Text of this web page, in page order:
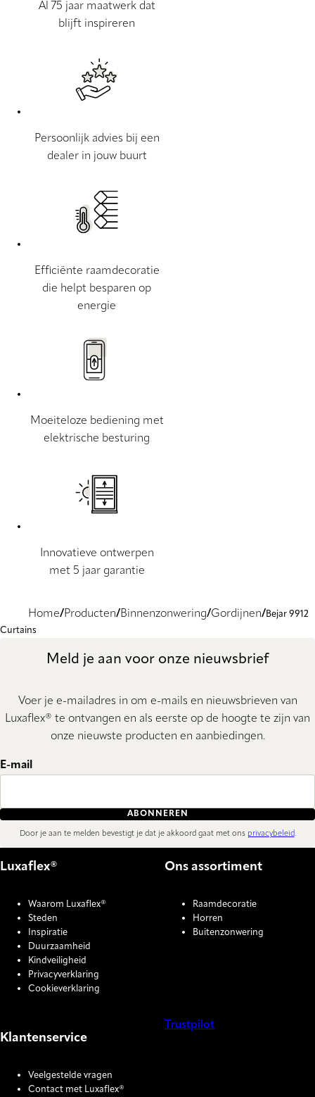
Al 75 jaar maatwerk dat
blijft inspireren
Persoonlijk advies bij een
dealer in jouw buurt
Efficiënte raamdecoratie
die helpt besparen op
energie
Moeiteloze bediening met
elektrische besturing
Innovatieve ontwerpen
met 5 jaar garantie
Home Producten Binnenzonwering Gordijnen
Bejar 9912
Curtains
Meld je aan voor onze nieuwsbrief
Voer je e-mailadres in om e-mails en nieuwsbrieven van
Luxaflex® te ontvangen en als eerste op de hoogte te zijn van
onze nieuwste producten en aanbiedingen.
E-mail
ABONNEREN
Door je aan te melden bevestigt je dat je akkoord gaat met ons privacybeleid.
Luxaflex®
Waarom Luxaflex®
Steden
Inspiratie
Duurzaamheid
Kindveiligheid
Privacyverklaring
Cookieverklaring
Ons assortiment
Raamdecoratie
Horren
Buitenzonwering
Klantenservice
Veelgestelde vragen
Contact met Luxaflex®
Trustpilot